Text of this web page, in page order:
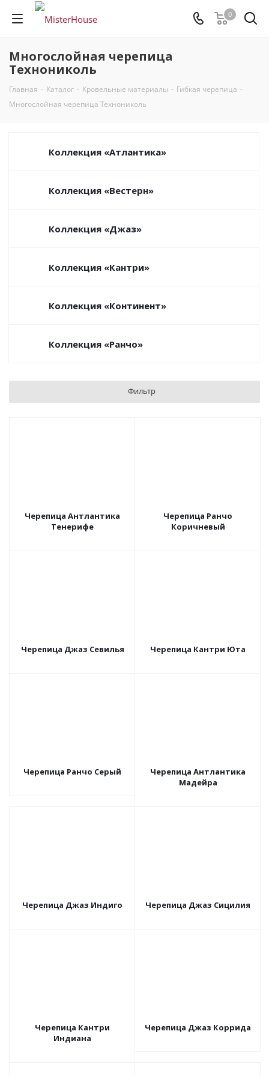
0
Многослойная черепица
Технониколь
Главная - Каталог - Кровельные материалы - Гибкая черепица -
Многослойная черепица Технониколь
Коллекция «‎Атлантика»‎
Коллекция «‎Вестерн»‎
Коллекция «Джаз‎»
Коллекция «Кантри‎»
Коллекция «Континент‎»‎
Коллекция «Ранчо»‎
Фильтр
Черепица Антлантика
Тенерифе
Черепица Ранчо
Коричневый
Черепица Джаз Севилья Черепица Кантри Юта
Черепица Ранчо Серый
Черепица Антлантика
Мадейра
Черепица Джаз Индиго Черепица Джаз Сицилия
Черепица Кантри
Индиана
Черепица Джаз Коррида